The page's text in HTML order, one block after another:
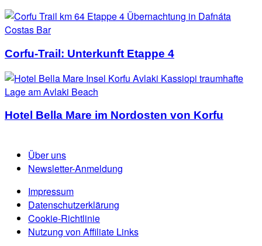
Corfu-Trail: Unterkunft Etappe 4
Hotel Bella Mare im Nordosten von Korfu
Über uns
Newsletter-Anmeldung
Impressum
Datenschutzerklärung
Cookie-Richtlinie
Nutzung von Affiliate Links